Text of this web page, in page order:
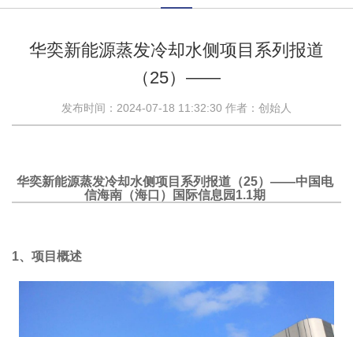
华奕新能源蒸发冷却水侧项目系列报道
（25）——
发布时间：2024-07-18 11:32:30 作者：创始人
华奕新能源蒸发冷却水侧项目系列报道（25） ——中国电
信海南（海口）国际信息园1.1期
1、 项目概述